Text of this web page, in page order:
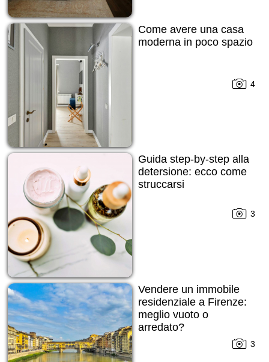
Come avere una casa
moderna in poco spazio
4
Guida step-by-step alla
detersione: ecco come
struccarsi
3
Vendere un immobile
residenziale a Firenze:
meglio vuoto o
arredato?
3